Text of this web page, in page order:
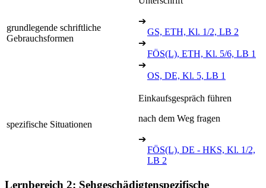
grundlegende schriftliche
Gebrauchsformen
➔
GS, ETH, Kl. 1/2, LB 2
➔
FÖS(L), ETH, Kl. 5/6, LB 1
➔
OS, DE, Kl. 5, LB 1
spezifische Situationen
Einkaufsgespräch führen
nach dem Weg fragen
➔
FÖS(L), DE - HKS, Kl. 1/2,
LB 2
Lernbereich 2: Sehgeschädigtenspezifische